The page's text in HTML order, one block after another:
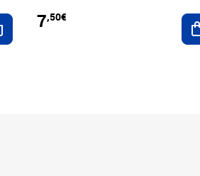
Ajouter au panier
7,50€